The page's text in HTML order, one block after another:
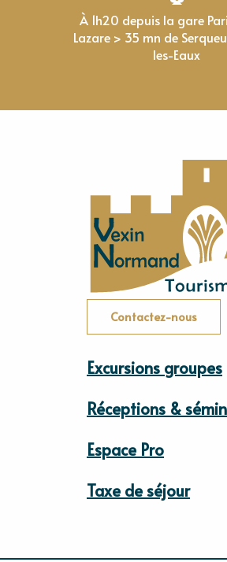
À 1h20 depuis la gare Paris Saint-
Lazare > 35 mn de
les-Eaux
Contactez-nous
Excursions groupes
Réceptions &
Espace Pro
Taxe de séjour